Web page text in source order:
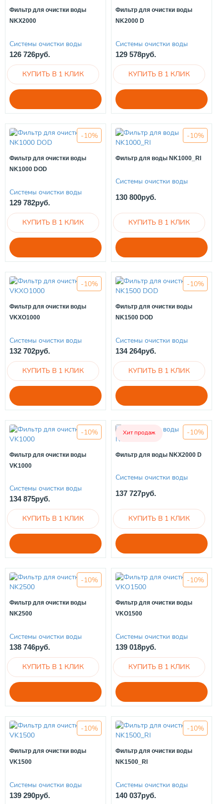
Фильтр для очистки воды
NKX2000
Системы очистки воды
126 726руб.
Фильтр для очистки воды
NK2000 D
Системы очистки воды
129 578руб.
-10%
Фильтр для очистки воды
NK1000 DOD
Системы очистки воды
129 782руб.
-10%
Фильтр для воды NK1000_RI
Системы очистки воды
130 800руб.
-10%
Фильтр для очистки воды
VKXO1000
Системы очистки воды
132 702руб.
-10%
Фильтр для очистки воды
NK1500 DOD
Системы очистки воды
134 264руб.
-10%
Фильтр для очистки воды
VK1000
Системы очистки воды
134 875руб.
Хит продаж -10%
Фильтр для воды NKX2000 D
Системы очистки воды
137 727руб.
-10%
Фильтр для очистки воды
NK2500
Системы очистки воды
138 746руб.
-10%
Фильтр для очистки воды
VKO1500
Системы очистки воды
139 018руб.
-10%
Фильтр для очистки воды
VK1500
Системы очистки воды
139 290руб.
-10%
Фильтр для очистки воды
NK1500_RI
Системы очистки воды
140 037руб.